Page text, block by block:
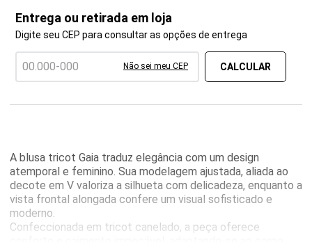
Entrega ou retirada em loja
Digite seu CEP para consultar as opções de entrega
Não sei meu CEP
A blusa tricot Gaia traduz elegância com um design
atemporal e feminino. Sua modelagem ajustada, aliada ao
decote em V valoriza a silhueta com delicadeza, enquanto a
vista frontal alongada confere um visual sofisticado e
moderno.
Confeccionada em tricot canelado, a peça oferece